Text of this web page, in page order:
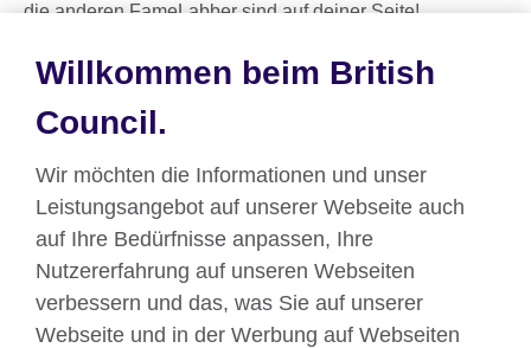
die anderen FameLabber sind auf deiner Seite!
Tipp 3:
Look forward to the great people you will meet
Worauf wartest du noch? Bewirb dich hier für
FameLab 202 in deiner Stadt!
Willkommen beim British
Council.
Wir möchten die Informationen und unser
Leistungsangebot auf unserer Webseite auch
auf Ihre Bedürfnisse anpassen, Ihre
Nutzererfahrung auf unseren Webseiten
verbessern und das, was Sie auf unserer
Webseite und in der Werbung auf Webseiten